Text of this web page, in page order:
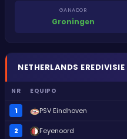
GANADOR
Groningen
NETHERLANDS EREDIVISIE
NR EQUIPO
1 PSV Eindhoven
2 Feyenoord